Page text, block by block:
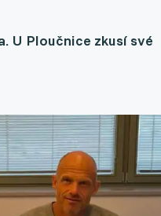
U Ploučnice zkusí své